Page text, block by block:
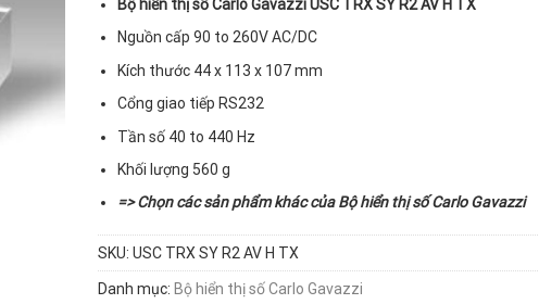
Bộ hiển thị số Carlo Gavazzi USC TRX SY R2 AV H TX
Nguồn cấp 90 to 260V AC/DC
Kích thước 44 x 113 x 107 mm
Cổng giao tiếp RS232
Tần số 40 to 440 Hz
Khối lượng 560 g
=> Chọn các sản phẩm khác củaBộ hiển thị số Carlo Gavazzi
SKU: USC TRX SY R2 AV H TX
Danh mục: Bộ hiển thị số Carlo Gavazzi